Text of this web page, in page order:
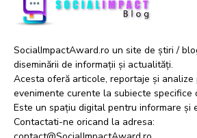
SocialImpactAward.ro un site de știri /
diseminării de informații și actualități.
Acesta oferă articole, reportaje și analize
evenimente curente la subiecte specifice
Este un spațiu digital pentru informare și
Contactati-ne oricand la adresa: